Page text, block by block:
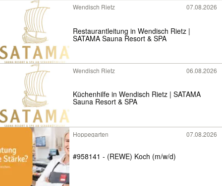
Wendisch Rietz 07.08.2026
Restaurantleitung in Wendisch Rietz |
SATAMA Sauna Resort & SPA
Wendisch Rietz 06.08.2026
Küchenhilfe in Wendisch Rietz | SATAMA
Sauna Resort & SPA
Hoppegarten 07.08.2026
#958141 - (REWE) Koch (m/w/d)